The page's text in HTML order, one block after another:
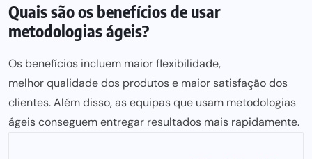
Quais são os benefícios de usar
metodologias ágeis?
Os benefícios incluem maior flexibilidade,
melhor qualidade dos produtose maior satisfação dos
clientes. Além disso, as equipas que usam metodologias
ágeis conseguem entregar resultados mais rapidamente.